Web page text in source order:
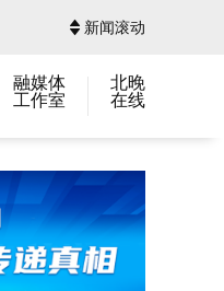
新闻滚动
融媒体
工作室
北晚
在线